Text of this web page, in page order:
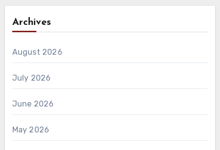
Archives
August 2026
July 2026
June 2026
May 2026